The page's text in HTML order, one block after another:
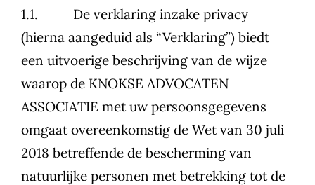
1.1. De verklaring inzake privacy
(hierna aangeduid als “Verklaring”) biedt
een uitvoerige beschrijving van de wijze
waarop de KNOKSE ADVOCATEN
ASSOCIATIE met uw persoonsgegevens
omgaat overeenkomstig de Wet van 30 juli
2018 betreffende de bescherming van
natuurlijke personen met betrekking tot de